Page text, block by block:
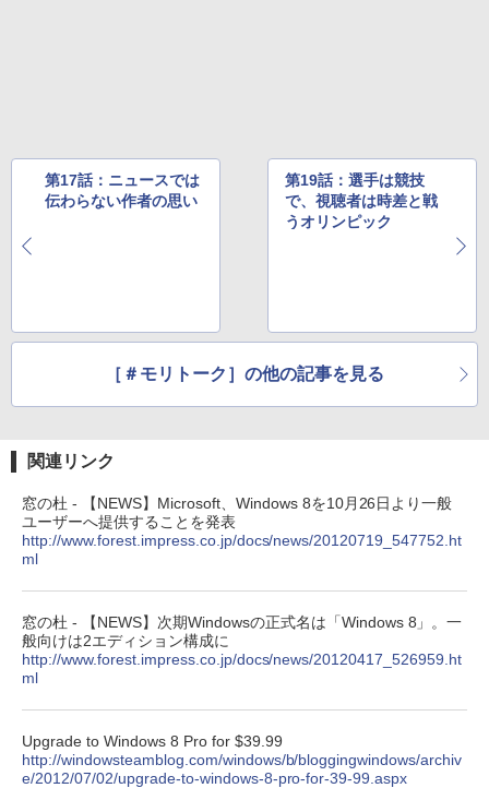
第17話：ニュースでは
伝わらない作者の思い
第19話：選手は競技
で、視聴者は時差と戦
うオリンピック
［＃モリトーク］の他の記事を見る
関連リンク
窓の杜 - 【NEWS】Microsoft、Windows 8を10月26日より一般
ユーザーへ提供することを発表
http://www.forest.impress.co.jp/docs/news/20120719_547752.ht
ml
窓の杜 - 【NEWS】次期Windowsの正式名は「Windows 8」。一
般向けは2エディション構成に
http://www.forest.impress.co.jp/docs/news/20120417_526959.ht
ml
Upgrade to Windows 8 Pro for $39.99
http://windowsteamblog.com/windows/b/bloggingwindows/archiv
e/2012/07/02/upgrade-to-windows-8-pro-for-39-99.aspx